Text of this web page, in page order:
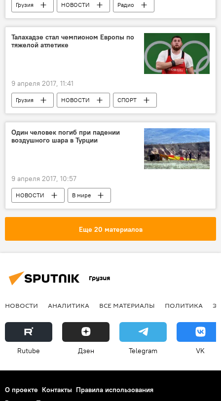
Грузия НОВОСТИ
Радио
Шалва Огбаидзе
Тбилиси
Талахадзе стал чемпионом Европы по
тяжелой атлетике
9 апреля 2017, 11:41
Грузия НОВОСТИ
СПОРТ
Лаша Талахадзе
Чемпионат Европы
Один человек погиб при падении
воздушного шара в Турции
9 апреля 2017, 10:57
НОВОСТИ
В мире
ПРОИСШЕСТВИЯ
Еще 20 материалов
Грузия
НОВОСТИ АНАЛИТИКА ВСЕ МАТЕРИАЛЫ ПОЛИТИКА
Rutube Дзен Telegram VK
О проекте Контакты Правила использования